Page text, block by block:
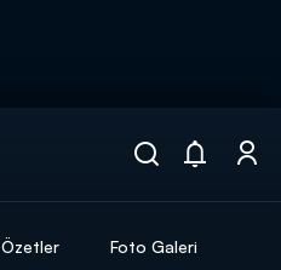
Özetler Foto Galeri